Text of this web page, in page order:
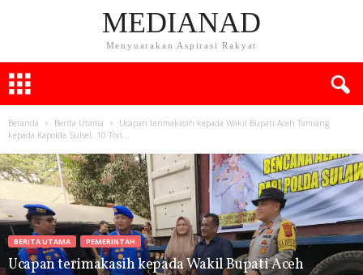
MEDIANAD
Menyuarakan Aspirasi Rakyat
Beranda Berita Utama
Ucapan terimakasih kepada Wakil Bupati Aceh Tamiang
kepada Kapolda Sulsel, 10 Ton...
BERITA UTAMA PEMERINTAH
Ucapan terimakasih kepada Wakil Bupati Aceh